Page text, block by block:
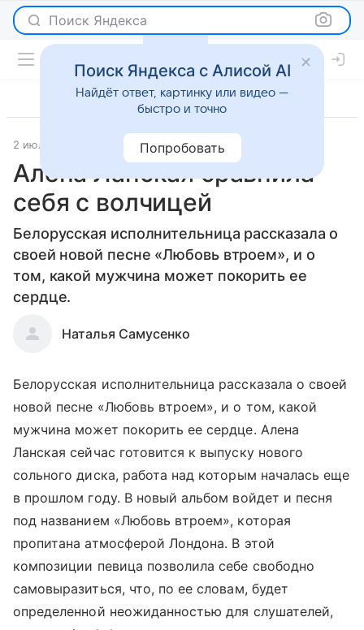
Поиск Яндекса
2 июля 2013
Алена Ланская сравнила
себя с волчицей
Белорусская исполнительница рассказала о
своей новой песне «Любовь втроем», и о
том, какой мужчина может покорить ее
сердце.
Наталья Самусенко
Белорусская исполнительница рассказала о своей
новой песне «Любовь втроем», и о том, какой
мужчина может покорить ее сердце. Алена
Ланская сейчас готовится к выпуску нового
сольного диска, работа над которым началась еще
в прошлом году. В новый альбом войдет и песня
под названием «Любовь втроем», которая
пропитана атмосферой Лондона. В этой
композиции певица позволила себе свободно
самовыразиться, что, по ее словам, будет
определенной неожиданностью для слушателей,
Поиск Яндекса с Алисой AI
Найдёт ответ, картинку или видео —
быстро и точно
Попробовать